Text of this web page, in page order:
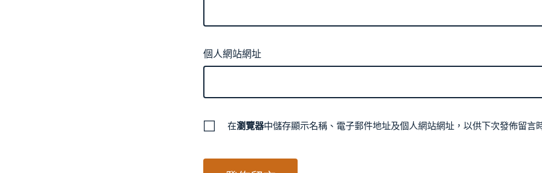
個人網站網址
在瀏覽器中儲存顯示名稱、電子郵件地址及個人網站網址，以供下次發佈留言